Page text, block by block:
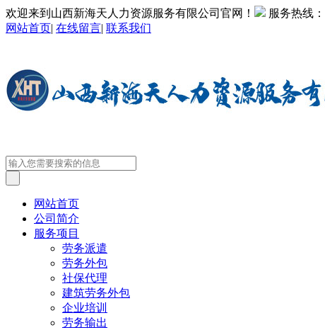
欢迎来到山西新海天人力资源服务有限公司官网！ 服务热线：
网站首页| 在线留言| 联系我们
网站首页
公司简介
服务项目
劳务派遣
劳务外包
社保代理
建筑劳务外包
企业培训
劳务输出